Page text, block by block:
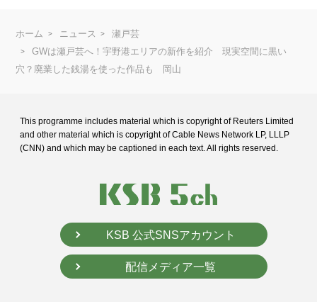
ホーム ニュース
瀬戸芸
GWは瀬戸芸へ！宇野港エリアの新作を紹介 現実空間に黒い
穴？廃業した銭湯を使った作品も 岡山
This programme includes material which is copyright of Reuters Limited
and other material which is copyright of Cable News Network LP, LLLP
(CNN) and which may be captioned in each text. All rights reserved.
KSB 公式SNSアカウント
配信メディア一覧